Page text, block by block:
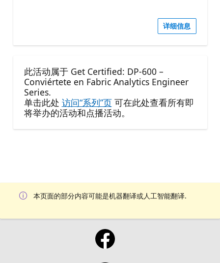
详细信息
此活动属于 Get Certified: DP-600 –
Conviértete en Fabric Analytics Engineer
Series.
单击此处 访问“系列”页可在此处查看所有即
将举办的活动和点播活动。
本页面的部分内容可能是机器翻译或人工智能翻译.